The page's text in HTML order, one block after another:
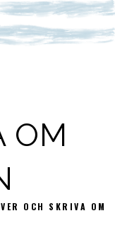
OM
OCH SKRIVA OM